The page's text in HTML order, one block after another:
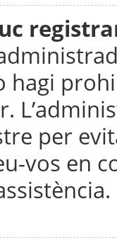
hagi
per
vos en